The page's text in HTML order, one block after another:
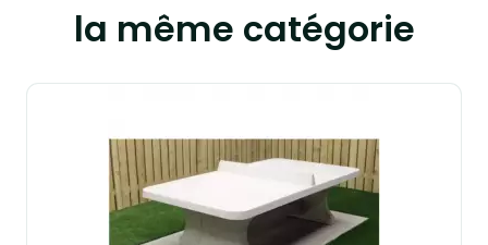
la même catégorie